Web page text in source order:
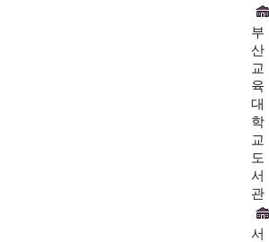
부
산
교
육
대
학
교
도
서
관
서